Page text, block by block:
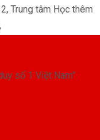
số 1 Việt Nam"